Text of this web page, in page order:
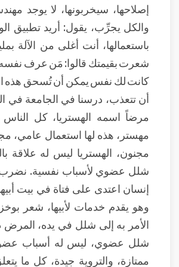
إصلاحها، سيخربونها، لا يوجد
والكل يجرِّب، يقول: أريد تطبيق
باستعمالها، أنت أغلى من الآلة
شعرت بقيمتك قالوا: مَن عرف
كانت لك نفس يمكن أن تُسحق هذه
أن تتعذب، درسنا في الجامعة في
مرضاً اسمه الهستريا، كل الناس
مهستر، هذه لها استعمال عامي،
مجنون، الهستريا ليس له علاقة
شلل عضوي لأسباب نفسية. نضرب
إنسان اعتدى على فتاة في بيت
وهو يقدم خدمات لأبيها، شعر
الأمر به إلى شلل في يده، المرض
شلل عضوي، ليس له أسباب
ممتازة، والتروية جيدة، كل ما